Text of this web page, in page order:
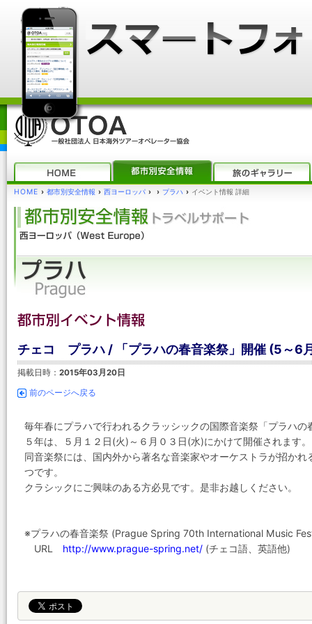
HOME › 都市別安全情報 › 西ヨーロッパ › › プラハ › イベント情報 詳細
チェコ プラハ / 「プラハの春音楽祭」開催 (5～6
掲載日時： 2015年03月20日
前のページへ戻る
毎年春にプラハで行われるクラッシックの国際音楽祭「プラハ
５年は、５月１２日(火)～６月０３日(水)にかけて開催されます。
同音楽祭には、国内外から著名な音楽家やオーケストラが招か
つです。
クラシックにご興味のある方必見です。是非お越しください。
※プラハの春音楽祭 (Prague Spring 70th International Music
URL http://www.prague-spring.net/ (チェコ語、英語他)